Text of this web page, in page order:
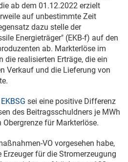
ab dem 01.12.2022 erzielt
auf unbestimmte Zeit
dazu stelle der
Energieträger" (EKB-f) auf den
ab. Markterlöse im
die realisierten Erträge, die ein
Verkauf und die Lieferung von
EKBSG sei eine positive Differenz
des Beitragsschuldners je MWh
für Markterlöse.
VO vorgesehen habe,
für die Stromerzeugung